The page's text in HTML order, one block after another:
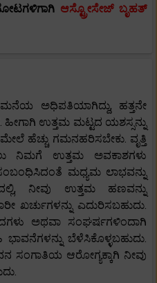
ಆಸ್ಟ್ರೋಸೇಜ್ ಬೃಹತ್
ಮನೆಯ ಅಧಿಪತಿಯಾಗಿದ್ದು, ಹತ್ತನೇ
ಹೀಗಾಗಿ ಉತ್ತಮ ಮಟ್ಟದ ಯಶಸ್ಸನ್ನು
ಹೆಚ್ಚು ಗಮನಹರಿಸಬೇಕು. ವೃತ್ತಿ
ನಿಮಗೆ ಉತ್ತಮ ಅವಕಾಶಗಳು
ಮಧ್ಯಮ ಲಾಭವನ್ನು
ನೀವು ಉತ್ತಮ ಹಣವನ್ನು
ಖರ್ಚುಗಳನ್ನು ಎದುರಿಸಬಹುದು.
ಅಥವಾ ಸಂಘರ್ಷಗಳಿಂದಾಗಿ
ಬೆಳೆಸಿಕೊಳ್ಳಬಹುದು.
ಸಂಗಾತಿಯ ಆರೋಗ್ಯಕ್ಕಾಗಿ ನೀವು